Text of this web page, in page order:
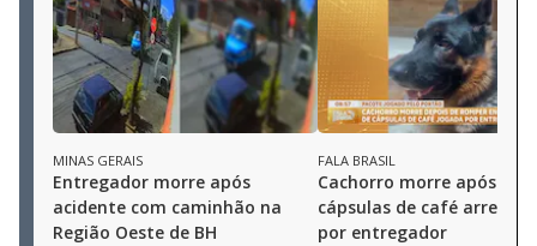
MINAS GERAIS
Entregador morre após
acidente com caminhão na
Região Oeste de BH
FALA BRASIL
Cachorro morre após
cápsulas de café
por entregador